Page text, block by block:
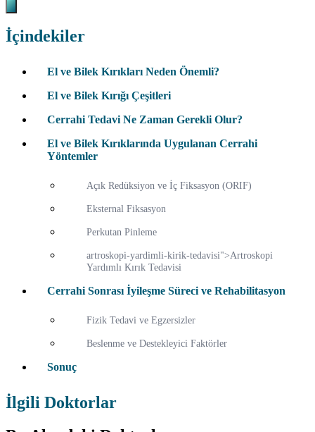
İçindekiler
El ve Bilek Kırıkları Neden Önemli?
El ve Bilek Kırığı Çeşitleri
Cerrahi Tedavi Ne Zaman Gerekli Olur?
El ve Bilek Kırıklarında Uygulanan Cerrahi
Yöntemler
Açık Redüksiyon ve İç Fiksasyon (ORIF)
Eksternal Fiksasyon
Perkutan Pinleme
artroskopi-yardimli-kirik-tedavisi">Artroskopi
Yardımlı Kırık Tedavisi
Cerrahi Sonrası İyileşme Süreci ve Rehabilitasyon
Fizik Tedavi ve Egzersizler
Beslenme ve Destekleyici Faktörler
Sonuç
İlgili Doktorlar